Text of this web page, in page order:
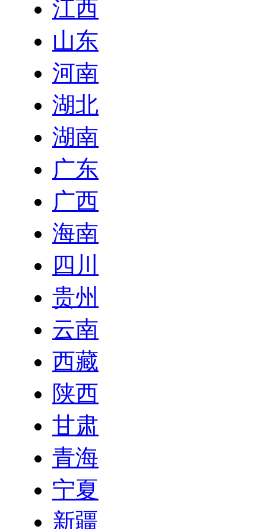
江西
山东
河南
湖北
湖南
广东
广西
海南
四川
贵州
云南
西藏
陕西
甘肃
青海
宁夏
新疆